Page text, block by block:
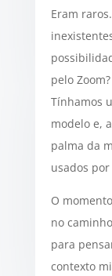
Eram
pelo
Tínhamos
modelo e,
palma da
usados por
O
no
para
contexto